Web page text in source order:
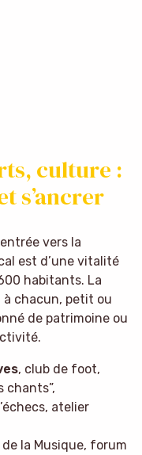
culture :
s’ancrer
vers la
est d’une vitalité
habitants. La
à chacun, petit ou
de patrimoine ou
, club de foot,
chants”,
atelier
la Musique, forum